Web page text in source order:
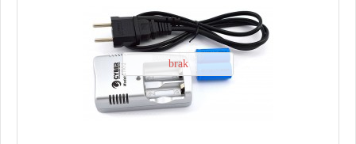
brak